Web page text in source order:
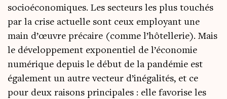
socioé­co­no­miques. Les sec­teurs les plus tou­chés
par la crise actuelle sont ceux employant une
main d’œuvre pré­caire (comme l’hôtellerie). Mais
le déve­lop­pe­ment expo­nen­tiel de l’économie
numé­rique depuis le début de la pan­dé­mie est
éga­le­ment un autre vec­teur d’inégalités, et ce
pour deux rai­sons prin­ci­pales : elle favo­rise les